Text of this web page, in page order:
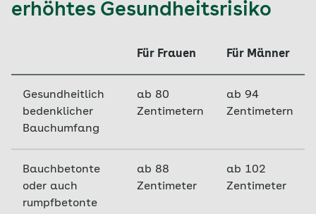
erhöhtes Gesundheitsrisiko
Für Frauen Für Männer
Gesundheitlich
bedenklicher
Bauchumfang
ab 80
Zentimetern
ab 94
Zentimetern
Bauchbetonte
oder auch
rumpfbetonte
ab 88
Zentimeter
ab 102
Zentimeter